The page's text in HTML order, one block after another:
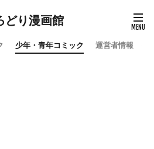
どり漫画館
少年・青年コミック 運営者情報